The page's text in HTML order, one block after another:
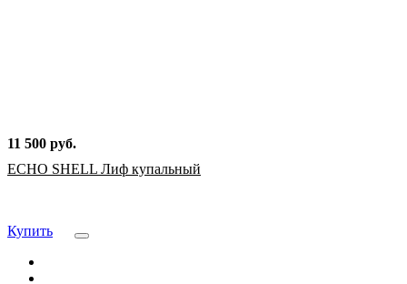
11 500 руб.
ECHO SHELL Лиф купальный
Купить